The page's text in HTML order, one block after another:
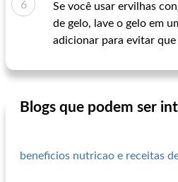
Se você usar ervilhas
de gelo, lave o gelo em
adicionar para evitar
Blogs que podem ser
beneficios nutricao e receitas